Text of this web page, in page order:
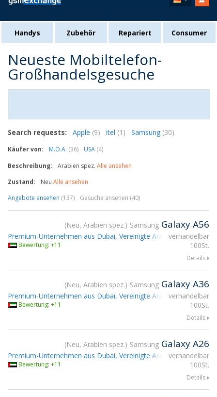
Handys Zubehör Repariert Consumer
Neueste Mobiltelefon-
Großhandelsgesuche
Search requests: Apple (9) itel (1) Samsung (30)
Käufer von: M.O.A. (36) USA (4)
Beschreibung:
Arabien spez. Alle ansehen
Zustand:
Neu Alle ansehen
Angebote ansehen (137) Gesuche ansehen (40)
Neu, Arabien spez. Samsung Galaxy A56
verhandelbar
100St.
Premium-Unternehmen aus Dubai, Vereinigte Arabische Emirate
Bewertung: +11
Details
Neu, Arabien spez. Samsung Galaxy A36
verhandelbar
100St.
Premium-Unternehmen aus Dubai, Vereinigte Arabische Emirate
Bewertung: +11
Details
Neu, Arabien spez. Samsung Galaxy A26
verhandelbar
100St.
Premium-Unternehmen aus Dubai, Vereinigte Arabische Emirate
Bewertung: +11
Details